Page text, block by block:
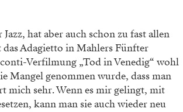
hat aber auch schon zu fast allen
Adagietto in Mahlers Fünfter
Verfilmung „Tod in Venedig“ wohl
Mangel genommen wurde, dass man
mich sehr. Wenn es mir gelingt, mit
kann man sie auch wieder neu